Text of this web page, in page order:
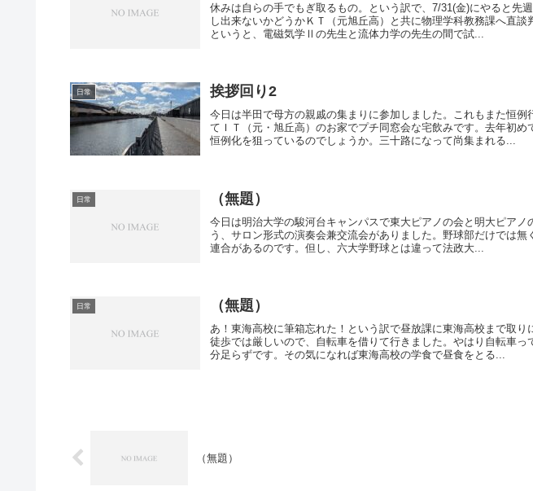
休みは自らの手でもぎ取るもの。という訳で、7/31(金)にやると先
し出来ないかどうかＫＴ（元旭丘高）と共に物理学科教務課へ直
というと、電磁気学Ⅱの先生と流体力学の先生の間で試...
日常 挨拶回り2
今日は半田で母方の親戚の集まりに参加しました。これもまた恒例
てＩＴ（元・旭丘高）のお家でプチ同窓会な宅飲みです。去年初め
恒例化を狙っているのでしょうか。三十路になって尚集まれる...
日常 （無題）
今日は明治大学の駿河台キャンパスで東大ピアノの会と明大ピア
う、サロン形式の演奏会兼交流会がありました。野球部だけでは
連合があるのです。但し、六大学野球とは違って法政大...
日常 （無題）
あ！東海高校に筆箱忘れた！という訳で昼放課に東海高校まで取り
徒歩では厳しいので、自転車を借りて行きました。やはり自転車
分足らずです。その気になれば東海高校の学食で昼食をとる...
（無題）